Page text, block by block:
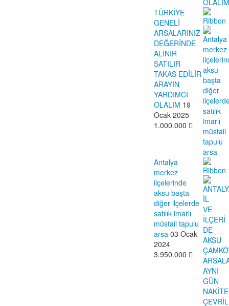
TÜRKİYE
GENELİ
ARSALARINIZ
DEĞERİNDE
ALINIR
SATILIR
TAKAS EDİLİR
ARAYIN
YARDIMCI
OLALIM 19
Ocak 2025
1.000.000
Antalya
merkez
ilçelerinde
aksu başta
diğer ilçelerde
satılık imarlı
müstail tapulu
arsa 03 Ocak
2024
3.950.000